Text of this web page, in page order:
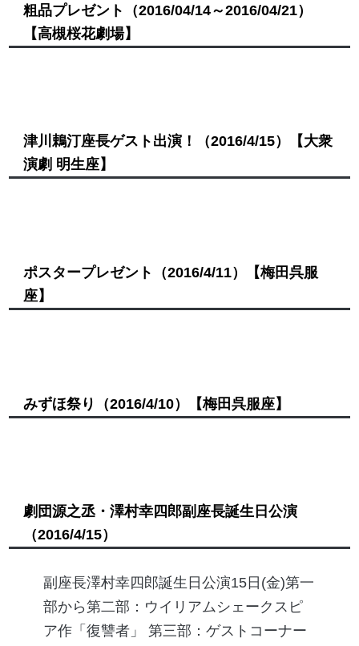
粗品プレゼント
（2016/04/14～2016/04/21）
【高槻桜花劇場】
津川鵣汀座長ゲスト出演！ （2016/4/15）
【大衆
演劇 明生座】
ポスタープレゼント （2016/4/11）
【梅田呉服
座】
みずほ祭り （2016/4/10） 【梅田呉服座】
劇団源之丞・澤村幸四郎副座長誕生日公演
（2016/4/15）
副座長澤村幸四郎誕生日公演15日(金)第一
部から第二部：ウイリアムシェークスピ
ア作「復讐者」 第三部：ゲストコーナー